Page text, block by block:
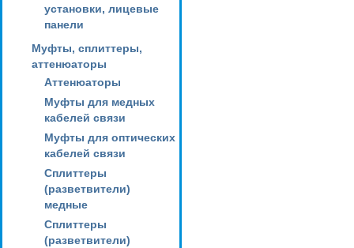
установки, лицевые
панели
Муфты, сплиттеры,
аттенюаторы
Аттенюаторы
Муфты для медных
кабелей связи
Муфты для оптических
кабелей связи
Сплиттеры
(разветвители)
медные
Сплиттеры
(разветвители)